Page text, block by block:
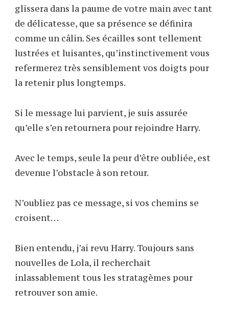
glissera dans la paume de votre main avec tant
de délicatesse, que sa présence se définira
comme un câlin. Ses écailles sont tellement
lustrées et luisantes, qu’instinctivement vous
refermerez très sensiblement vos doigts pour
la retenir plus longtemps.
Si le message lui parvient, je suis assurée
qu’elle s’en retournera pour rejoindre Harry.
Avec le temps, seule la peur d’être oubliée, est
devenue l’obstacle à son retour.
N’oubliez pas ce message, si vos chemins se
croisent…
Bien entendu, j’ai revu Harry. Toujours sans
nouvelles de Lola, il recherchait
inlassablement tous les stratagèmes pour
retrouver son amie.